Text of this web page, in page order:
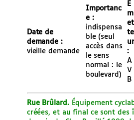
Date de
demande :
vieille demande
Importanc
e :
indispensa
ble (seul
accès dans
le sens
normal : le
boulevard)
É
m
et
te
ur
:
A
V
B
Rue Brûlard.Équipement
créées, et au final ce sont des